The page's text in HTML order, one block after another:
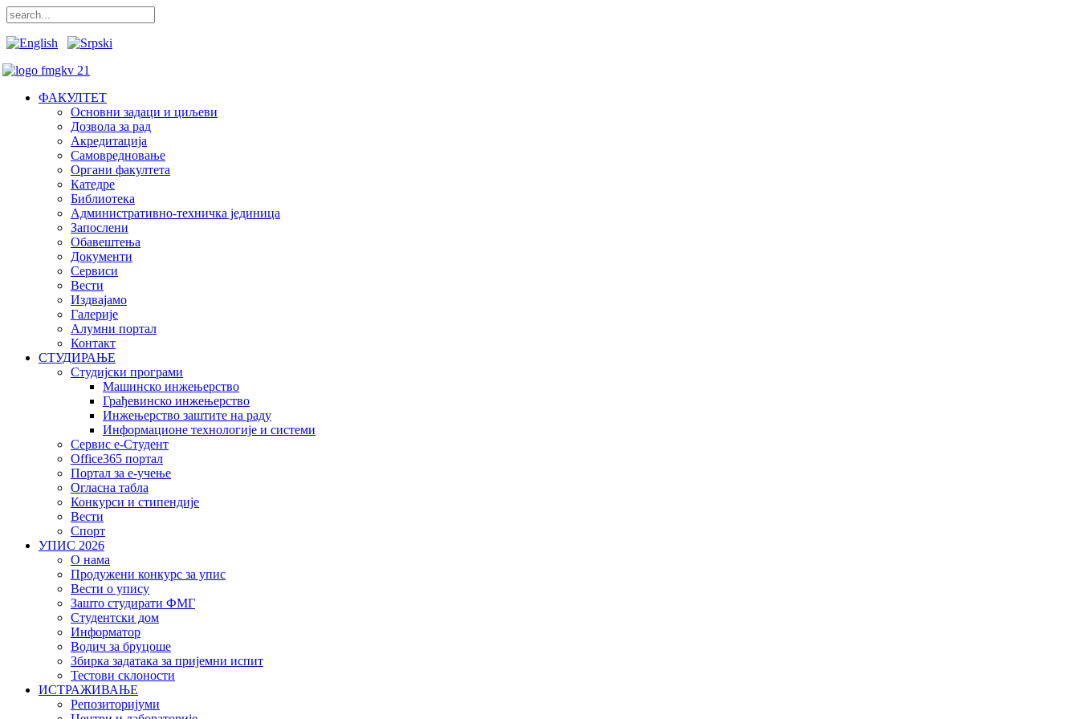
ФАКУЛТЕТ
Основни задаци и циљеви
Дозвола за рад
Акредитација
Самовредновање
Органи факултета
Катедре
Библиотека
Административно-техничка јединица
Запослени
Обавештења
Документи
Сервиси
Вести
Издвајамо
Галерије
Алумни портал
Контакт
СТУДИРАЊЕ
Студијски програми
Машинско инжењерство
Грађевинско инжењерство
Инжењерство заштите на раду
Информационе технологије и системи
Сервис е-Студент
Office365 портал
Портал за е-учење
Огласна табла
Конкурси и стипендије
Вести
Спорт
УПИС 2026
О нама
Продужени конкурс за упис
Вести о упису
Зашто студирати ФМГ
Студентски дом
Информатор
Водич за бруцоше
Збиркa задатака за пријемни испит
Тестови склоности
ИСТРАЖИВАЊЕ
Репозиторијуми